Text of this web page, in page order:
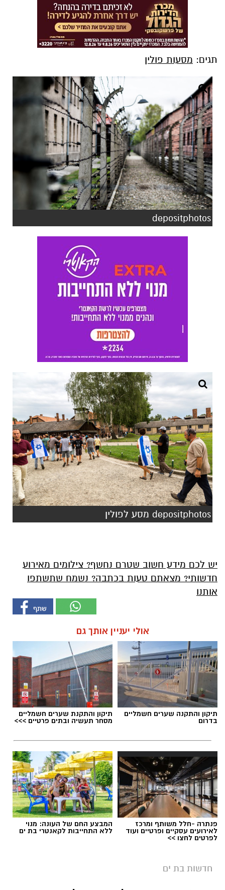
תגים: מסעות פולין
depositphotos
depositphotos מסע לפולין
יש לכם מידע חשוב שטרם נחשף? צילומים מאירוע
חדשותי? מצאתם טעות בכתבה? נשמח שתשתפו
אותנו
אולי יעניין אותך גם
תיקון והתקנה שערים חשמליים
בדרום
תיקון והתקנת שערים חשמליים
מסחר תעשיה ובתים פרטיים >>>
פנתרה -חלל משותף ומרכז
לאירועים עסקיים ופרטיים ועוד
לפרטים לחצו >>
המבצע החם של העונה: מנוי
ללא התחייבות לקאנטרי בת ים
חדשות בת ים